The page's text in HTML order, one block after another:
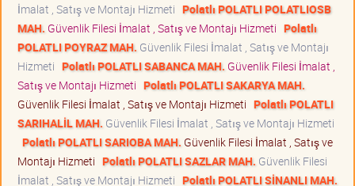
İmalat , Satış ve Montajı Hizmeti Polatlı POLATLI POLATLIOSB
MAH. Güvenlik Filesi İmalat , Satış ve Montajı Hizmeti Polatlı
POLATLI POYRAZ MAH. Güvenlik Filesi İmalat , Satış ve Montajı
Hizmeti Polatlı POLATLI SABANCA MAH. Güvenlik Filesi İmalat ,
Satış ve Montajı Hizmeti Polatlı POLATLI SAKARYA MAH.
Güvenlik Filesi İmalat , Satış ve Montajı Hizmeti Polatlı POLATLI
SARIHALİL MAH. Güvenlik Filesi İmalat , Satış ve Montajı Hizmeti
Polatlı POLATLI SARIOBA MAH. Güvenlik Filesi İmalat , Satış ve
Montajı Hizmeti Polatlı POLATLI SAZLAR MAH. Güvenlik Filesi
İmalat , Satış ve Montajı Hizmeti Polatlı POLATLI SİNANLI MAH.